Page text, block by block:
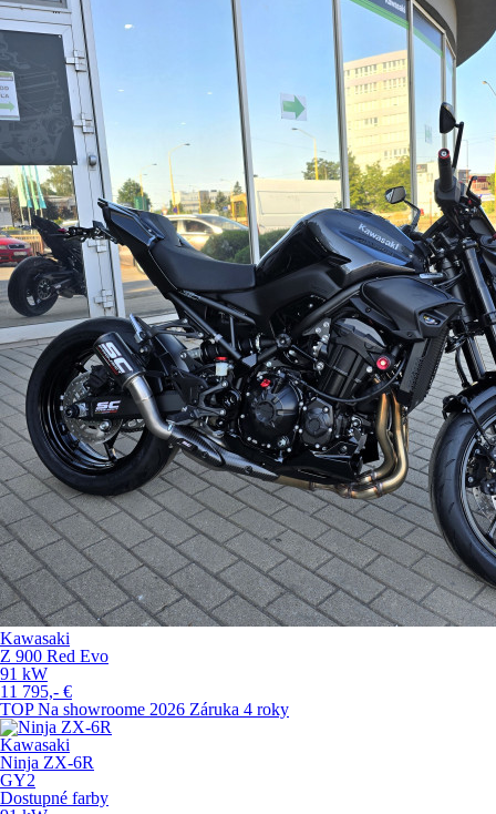
Kawasaki
Z 900 Red Evo
91 kW
11 795,- €
TOP Na showroome 2026 Záruka 4 roky
Kawasaki
Ninja ZX-6R
GY2
Dostupné farby